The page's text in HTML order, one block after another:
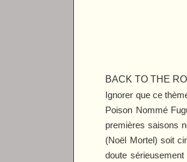
BACK TO THE
Ignorer que ce
Poison Nommé
premières saisons
(Noël Mortel) soit
doute